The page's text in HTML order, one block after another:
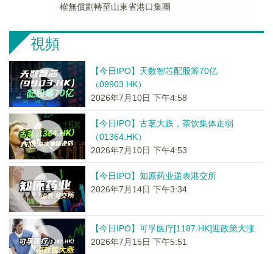
權無償劃轉至山東省港口集團
視頻
【今日IPO】天数智芯配股筹70亿
（09903.HK）
2026年7月10日 下午4:58
【今日IPO】古茗大跌，茶饮集体走弱
（01364.HK）
2026年7月10日 下午4:53
【今日IPO】知原药业递表港交所
2026年7月14日 下午3:34
【今日IPO】可孚医疗[1187.HK]迎政策大涨
2026年7月15日 下午5:51